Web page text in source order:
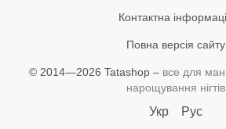
Контактна
Повна версія сайту
© 2014—2026 Tatashop – все для
нарощування нігтів
Укр Рус